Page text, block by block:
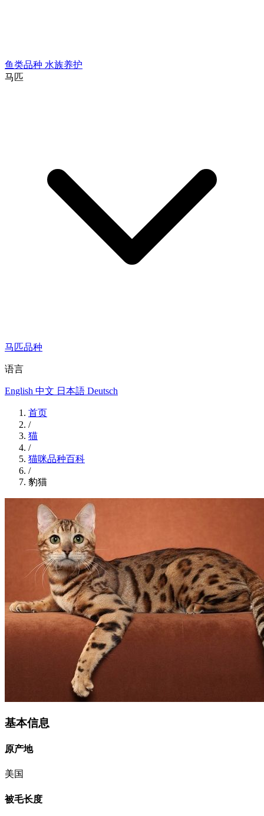
鱼类品种 水族养护
马匹
马匹品种
语言
English 中文 日本語 Deutsch
首页
/
猫
/
猫咪品种百科
/
豹猫
基本信息
原产地
美国
被毛长度